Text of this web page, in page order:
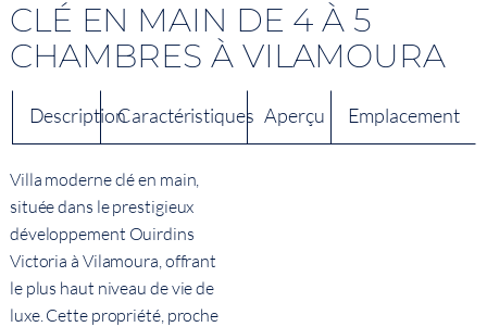
CLÉ EN MAIN DE 4 À 5
CHAMBRES À VILAMOURA
DescriptionCaractéristiques Aperçu Emplacement
Villa moderne clé en main,
située dans le prestigieux
développement Ouirdins
Victoria à Vilamoura, offrant
le plus haut niveau de vie de
luxe. Cette propriété, proche